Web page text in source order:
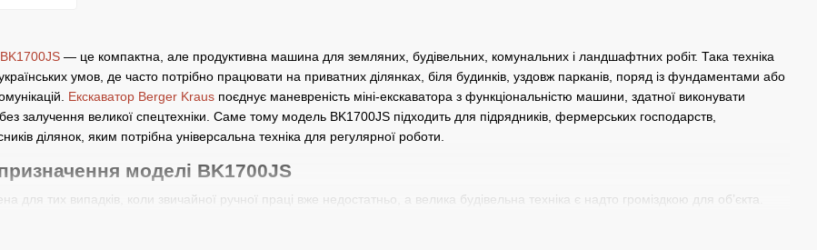
— це компактна, але продуктивна машина для земляних, будівельних, комунальних і ландшафтних робіт. Така техніка
умов, де часто потрібно працювати на приватних ділянках, біля будинків, уздовж парканів, поряд із фундаментами або
Екскаватор Berger Kraus поєднує маневреність міні-екскаватора з функціональністю машини, здатної виконувати
залучення великої спецтехніки. Саме тому модель BK1700JS підходить для підрядників, фермерських господарств,
ділянок, яким потрібна універсальна техніка для регулярної роботи.
моделі BK1700JS
для тих випадків, коли звичайної ручної праці вже недостатньо, а велика будівельна техніка є надто громіздкою для об’єкта.